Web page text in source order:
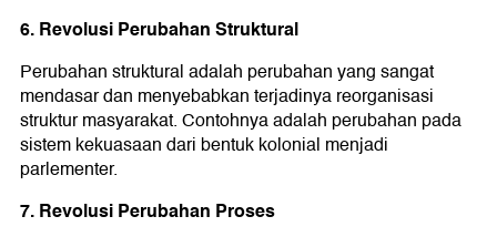
6. Revolusi Perubahan Struktural
Perubahan struktural adalah perubahan yang sangat
mendasar dan menyebabkan terjadinya reorganisasi
struktur masyarakat. Contohnya adalah perubahan pada
sistem kekuasaan dari bentuk kolonial menjadi
parlementer.
7. Revolusi Perubahan Proses